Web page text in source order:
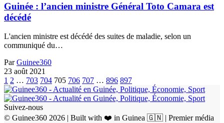
Guinée : l’ancien ministre Général Toto Camara est
décédé
L'ancien ministre est décédé des suites de maladie, selon un
communiqué du…
Par Guinee360
23 août 2021
1 2 … 703 704 705 706 707 … 896 897
Suivez-nous
© Guinee360 2026 | Built with ❤️ in Guinea 🇬🇳 | Premier média